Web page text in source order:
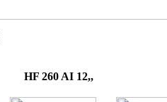
HF 260 AI 12,,